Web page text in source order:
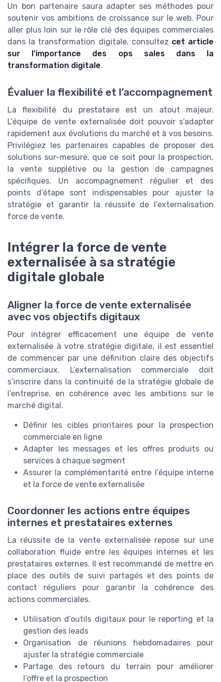
Un bon partenaire saura adapter ses méthodes pour
soutenir vos ambitions de croissance sur le web. Pour
aller plus loin sur le rôle clé des équipes commerciales
dans la transformation digitale, consultez cet article
sur l’importance des ops sales dans la
transformation digitale.
Évaluer la flexibilité et l’accompagnement
La flexibilité du prestataire est un atout majeur.
L’équipe de vente externalisée doit pouvoir s’adapter
rapidement aux évolutions du marché et à vos besoins.
Privilégiez les partenaires capables de proposer des
solutions sur-mesure, que ce soit pour la prospection,
la vente supplétive ou la gestion de campagnes
spécifiques. Un accompagnement régulier et des
points d’étape sont indispensables pour ajuster la
stratégie et garantir la réussite de l’externalisation
force de vente.
Intégrer la force de vente
externalisée à sa stratégie
digitale globale
Aligner la force de vente externalisée
avec vos objectifs digitaux
Pour intégrer efficacement une équipe de vente
externalisée à votre stratégie digitale, il est essentiel
de commencer par une définition claire des objectifs
commerciaux. L’externalisation commerciale doit
s’inscrire dans la continuité de la stratégie globale de
l’entreprise, en cohérence avec les ambitions sur le
marché digital.
Définir les cibles prioritaires pour la prospection
commerciale en ligne
Adapter les messages et les offres produits ou
services à chaque segment
Assurer la complémentarité entre l’équipe interne
et la force de vente externalisée
Coordonner les actions entre équipes
internes et prestataires externes
La réussite de la vente externalisée repose sur une
collaboration fluide entre les équipes internes et les
prestataires externes. Il est recommandé de mettre en
place des outils de suivi partagés et des points de
contact réguliers pour garantir la cohérence des
actions commerciales.
Utilisation d’outils digitaux pour le reporting et la
gestion des leads
Organisation de réunions hebdomadaires pour
ajuster la stratégie commerciale
Partage des retours du terrain pour améliorer
l’offre et la prospection